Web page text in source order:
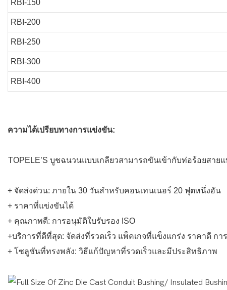
RBI-150
RBI-200
RBI-250
RBI-300
RBI-400
ความได้เปรียบทางการแข่งขัน:
TOPELE’S บูชฉนวนแบบเกลียวสามารถขันเข้ากับท่อร้อยสาย
+ จัดส่งด่วน: ภายใน 30 วันสำหรับคอนเทนเนอร์ 20 ฟุตหนึ่งอัน
+ ราคาที่แข่งขันได้
+ คุณภาพดี: การอนุมัติใบรับรอง ISO
+บริการที่ดีที่สุด: จัดส่งที่รวดเร็ว แพ็คเกจที่แข็งแกร่ง ราคาดี ก
+ โซลูชันที่ทรงพลัง: วิธีแก้ปัญหาที่รวดเร็วและมีประสิทธิภาพ